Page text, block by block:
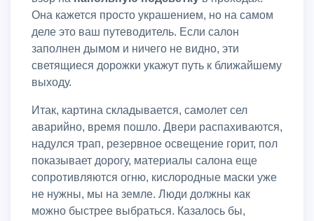
Она кажется просто украшением, но на самом
деле это ваш путеводитель. Если салон
заполнен дымом и ничего не видно, эти
светящиеся дорожки укажут путь к ближайшему
выходу.
Итак, картина складывается, самолет сел
аварийно, время пошло. Двери распахиваются,
надулся трап, резервное освещение горит, пол
показывает дорогу, материалы салона еще
сопротивляются огню, кислородные маски уже
не нужны, мы на земле. Люди должны как
можно быстрее выбраться. Казалось бы,